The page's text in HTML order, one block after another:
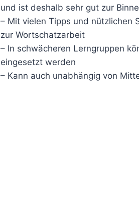
und ist deshalb sehr gut zur
– Mit vielen Tipps und nützlichen
zur Wortschatzarbeit
– In schwächeren Lerngruppen
eingesetzt werden
– Kann auch unabhängig von